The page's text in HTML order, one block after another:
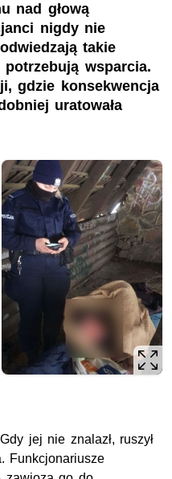
nad głową
nigdy nie
takie
wsparcia.
gdzie konsekwencja
uratowała
jej nie znalazł, ruszył
Funkcjonariusze